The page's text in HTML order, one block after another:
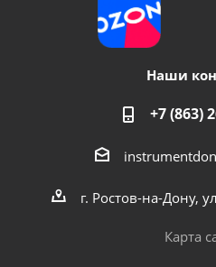
Наши
+7 (863)
г. Ростов-на-Дону,
Карта